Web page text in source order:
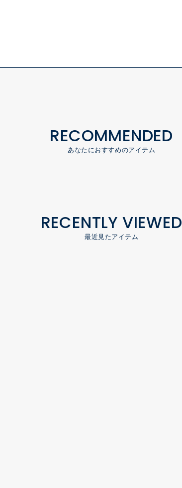
RECOMMENDED
あなたにおすすめのアイテム
RECENTLY VIEWED
最近見たアイテム